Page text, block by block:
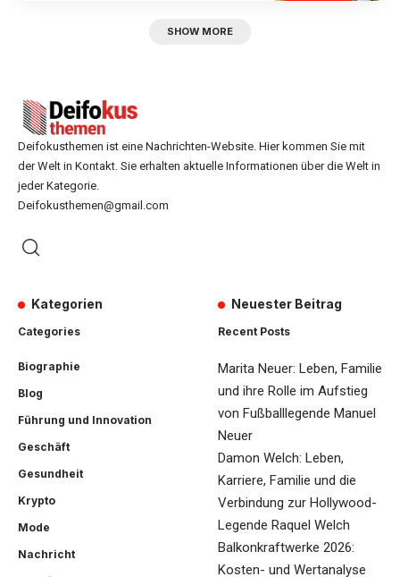
SHOW MORE
Deifokusthemen ist eine Nachrichten-Website. Hier kommen Sie mit
der Welt in Kontakt. Sie erhalten aktuelle Informationen über die Welt in
jeder Kategorie.
Deifokusthemen@gmail.com
Kategorien
Categories
Biographie
Blog
Führung und Innovation
Geschäft
Gesundheit
Krypto
Mode
Nachricht
Neuester Beitrag
Recent Posts
Marita Neuer: Leben, Familie
und ihre Rolle im Aufstieg
von Fußballlegende Manuel
Neuer
Damon Welch: Leben,
Karriere, Familie und die
Verbindung zur Hollywood-
Legende Raquel Welch
Balkonkraftwerke 2026:
Kosten- und Wertanalyse